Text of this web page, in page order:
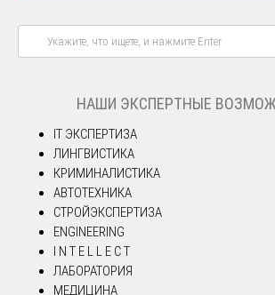
НАШИ ЭКСПЕРТНЫЕ
IT ЭКСПЕРТИЗА
ЛИНГВИСТИКА
КРИМИНАЛИСТИКА
АВТОТЕХНИКА
СТРОЙЭКСПЕРТИЗА
ENGINEERING
I N T E L L E C T
ЛАБОРАТОРИЯ
МЕДИЦИНА